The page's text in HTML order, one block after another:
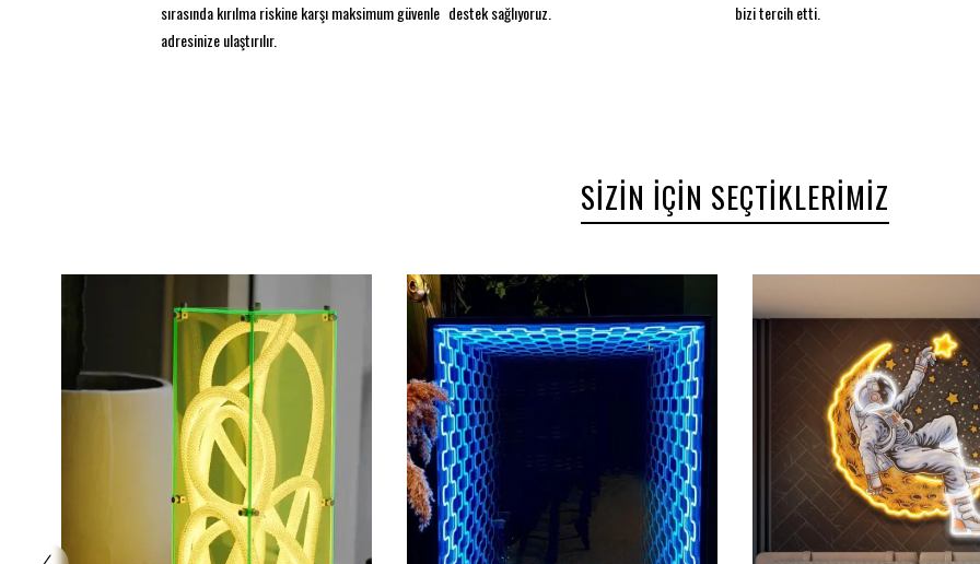
sırasında kırılma riskine karşı maksimum güvenle
adresinize ulaştırılır.
destek sağlıyoruz.
bizi tercih etti.
SIZIN İÇIN SEÇTIKLERIMIZ